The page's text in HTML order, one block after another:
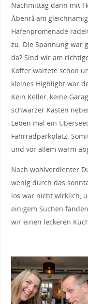
Nachmittag dann mit
Åbenrå am
Hafenpromenade
zu. Die Spannung war
da? Sind wir am
Koffer wartete schon
kleines Highlight war
Kein Keller, keine
schwarzer Kasten
Leben mal ein
Fahrradparkplatz.
und vor allem warm
Nach wohlverdienter
wenig durch das
los war nicht wirklich,
einigem Suchen
wir einen leckeren